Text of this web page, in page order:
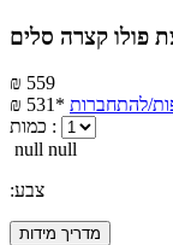
פולו קצרה סלים
₪ 559
₪ 531* להתחברות
כמות :
null null
:צבע
מדריך מידות